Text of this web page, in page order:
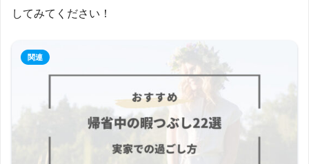
してみてください！